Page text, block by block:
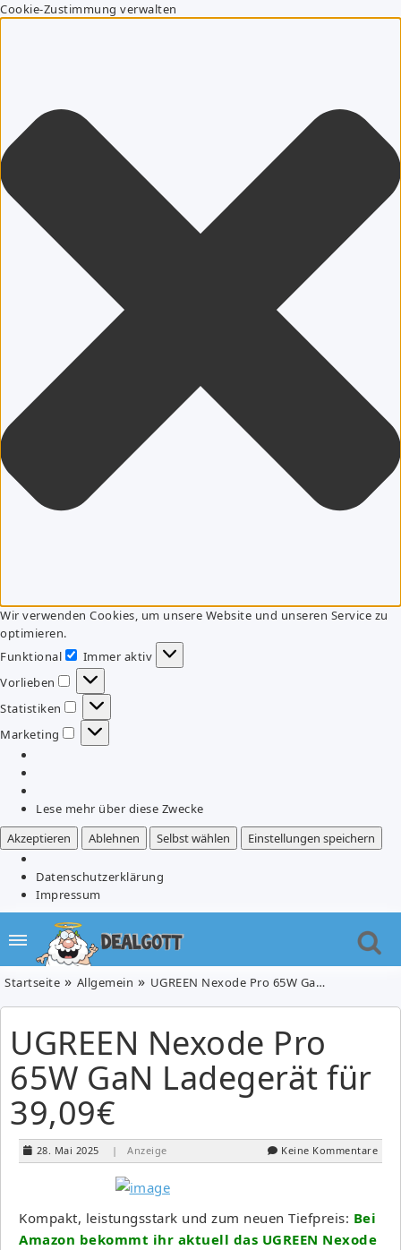
Cookie-Zustimmung verwalten
Wir verwenden Cookies, um unsere Website und unseren Service zu
optimieren.
Funktional
Funktional
Immer aktiv
Vorlieben
Vorlieben
Statistiken
Statistiken
Marketing
Marketing
Lese mehr über diese Zwecke
Akzeptieren
Ablehnen Selbst wählen Einstellungen speichern
Datenschutzerklärung
Impressum
Startseite Allgemein UGREEN Nexode Pro 65W GaN Ladegerät für 39,09€
UGREEN Nexode Pro
65W GaN Ladegerät für
39,09€
28. Mai 2025 | Anzeige Keine Kommentare
Kompakt, leistungsstark und zum neuen Tiefpreis: Bei
Amazon bekommt ihr aktuell das UGREEN Nexode